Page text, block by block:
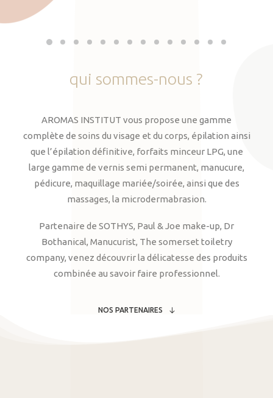
qui sommes-nous ?
AROMAS INSTITUT vous propose une gamme
complète de soins du visage et du corps, épilation ainsi
que l’épilation définitive, forfaits minceur LPG, une
large gamme de vernis semi permanent, manucure,
pédicure, maquillage mariée/soirée, ainsi que des
massages, la microdermabrasion.
Partenaire de SOTHYS, Paul & Joe make-up, Dr
Bothanical, Manucurist, The somerset toiletry
company, venez découvrir la délicatesse des produits
combinée au savoir faire professionnel.
NOS PARTENAIRES